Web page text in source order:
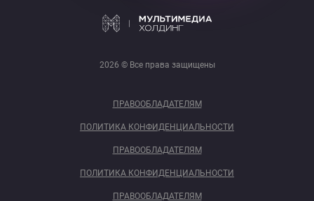
2026 © Все права защищены
ПРАВООБЛАДАТЕЛЯМ
ПОЛИТИКА КОНФИДЕНЦИАЛЬНОСТИ
ПРАВООБЛАДАТЕЛЯМ
ПОЛИТИКА КОНФИДЕНЦИАЛЬНОСТИ
ПРАВООБЛАДАТЕЛЯМ